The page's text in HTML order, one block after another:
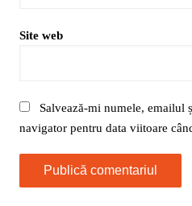
Site web
Salvează-mi numele, emailul
navigator pentru data viitoare